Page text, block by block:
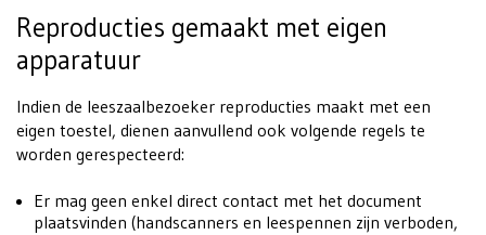
Reproducties gemaakt met eigen
apparatuur
Indien de leeszaalbezoeker reproducties maakt met een
eigen toestel, dienen aanvullend ook volgende regels te
worden gerespecteerd:
Er mag geen enkel direct contact met het document
plaatsvinden (handscanners en leespennen zijn verboden,